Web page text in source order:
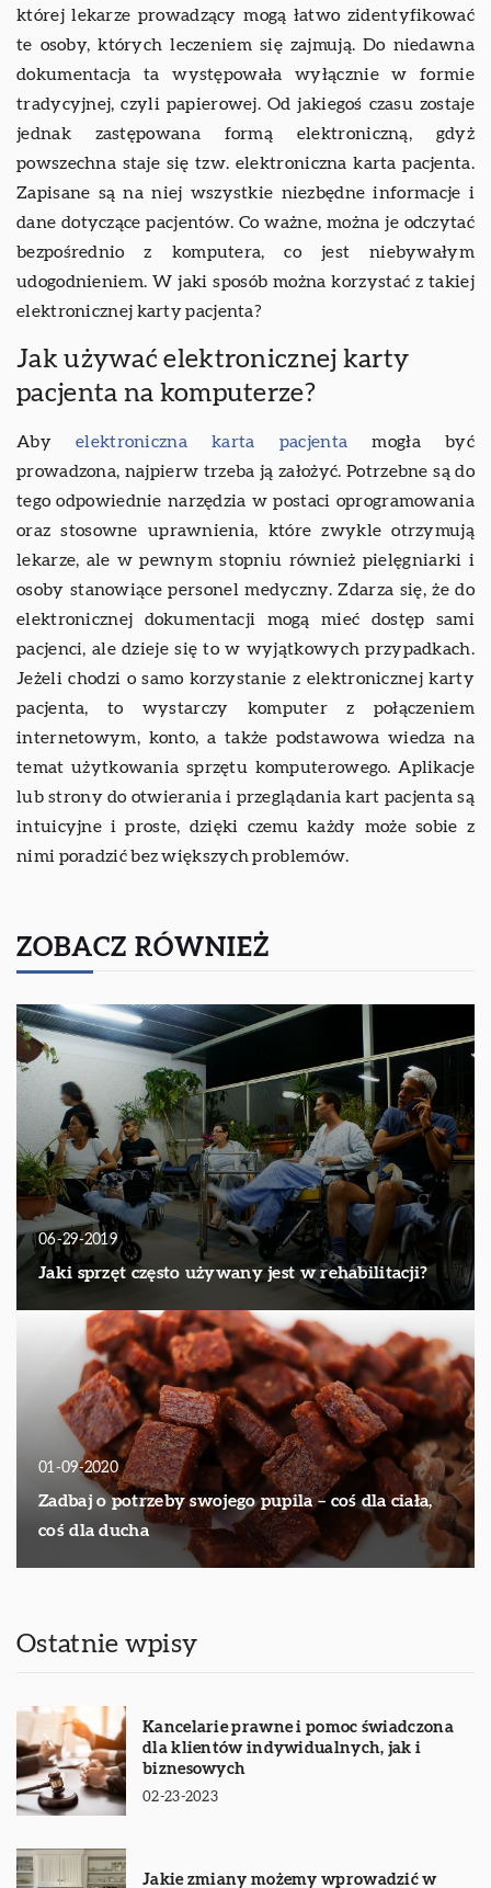
której lekarze prowadzący mogą łatwo zidentyfikować
te osoby, których leczeniem się zajmują. Do niedawna
dokumentacja ta występowała wyłącznie w formie
tradycyjnej, czyli papierowej. Od jakiegoś czasu zostaje
jednak zastępowana formą elektroniczną, gdyż
powszechna staje się tzw. elektroniczna karta pacjenta.
Zapisane są na niej wszystkie niezbędne informacje i
dane dotyczące pacjentów. Co ważne, można je odczytać
bezpośrednio z komputera, co jest niebywałym
udogodnieniem. W jaki sposób można korzystać z takiej
elektronicznej karty pacjenta?
Jak używać elektronicznej karty
pacjenta na komputerze?
Abyelektroniczna karta pacjenta mogła być
prowadzona, najpierw trzeba ją założyć. Potrzebne są do
tego odpowiednie narzędzia w postaci oprogramowania
oraz stosowne uprawnienia, które zwykle otrzymują
lekarze, ale w pewnym stopniu również pielęgniarki i
osoby stanowiące personel medyczny. Zdarza się, że do
elektronicznej dokumentacji mogą mieć dostęp sami
pacjenci, ale dzieje się to w wyjątkowych przypadkach.
Jeżeli chodzi o samo korzystanie z elektronicznej karty
pacjenta, to wystarczy komputer z połączeniem
internetowym, konto, a także podstawowa wiedza na
temat użytkowania sprzętu komputerowego. Aplikacje
lub strony do otwierania i przeglądania kart pacjenta są
intuicyjne i proste, dzięki czemu każdy może sobie z
nimi poradzić bez większych problemów.
ZOBACZ RÓWNIEŻ
06-29-2019
Jaki sprzęt często używany jest w rehabilitacji?
01-09-2020
Zadbaj o potrzeby swojego pupila – coś dla ciała,
coś dla ducha
Ostatnie wpisy
Kancelarie prawne i pomoc świadczona
dla klientów indywidualnych, jak i
biznesowych
02-23-2023
Jakie zmiany możemy wprowadzić w